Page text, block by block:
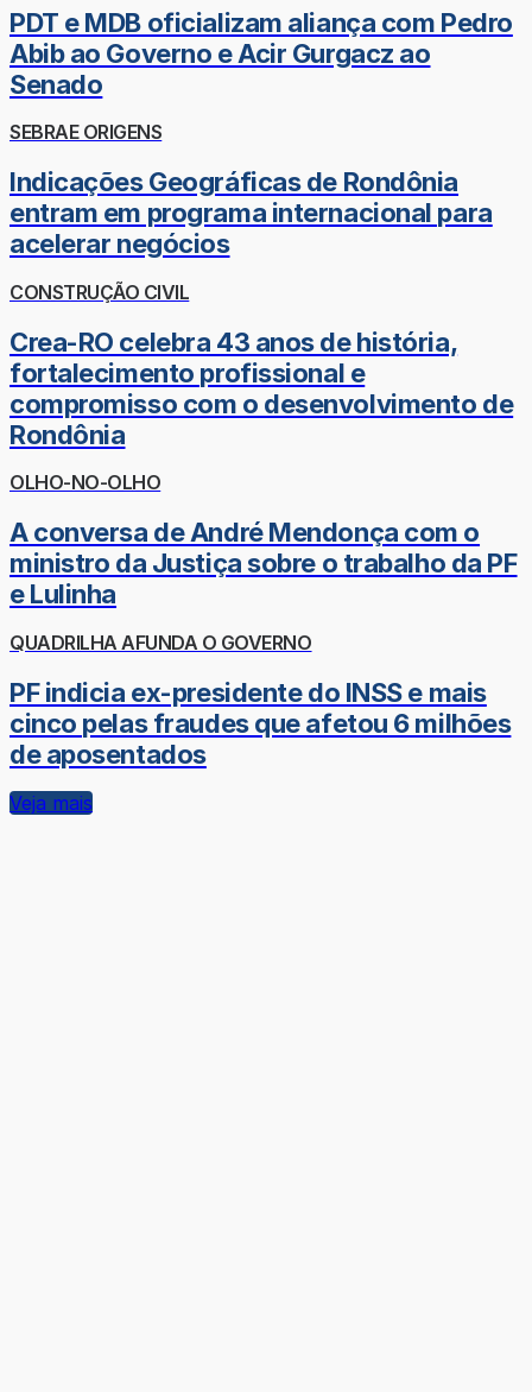
PDT e MDB oficializam aliança com Pedro
Abib ao Governo e Acir Gurgacz ao
Senado
SEBRAE ORIGENS
Indicações Geográficas de Rondônia
entram em programa internacional para
acelerar negócios
CONSTRUÇÃO CIVIL
Crea-RO celebra 43 anos de história,
fortalecimento profissional e
compromisso com o desenvolvimento de
Rondônia
OLHO-NO-OLHO
A conversa de André Mendonça com o
ministro da Justiça sobre o trabalho da PF
e Lulinha
QUADRILHA AFUNDA O GOVERNO
PF indicia ex-presidente do INSS e mais
cinco pelas fraudes que afetou 6 milhões
de aposentados
Veja mais